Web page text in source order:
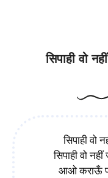
सिपाही वो
सिपाही वो
सिपाही वो
आओ कराऊँ